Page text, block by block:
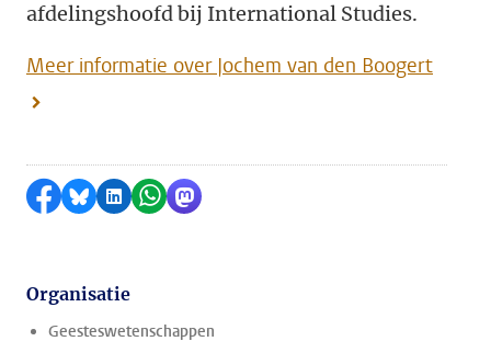
afdelingshoofd bij International Studies.
Meer informatie over Jochem van den Boogert
Delen op Facebook
Delen via Bluesky
Delen op LinkedIn
Delen via WhatsApp
Delen via Mastodon
Organisatie
Geesteswetenschappen